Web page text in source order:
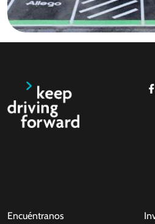
Encuéntranos